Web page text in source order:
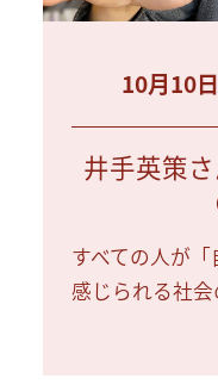
10月10
井手英策
すべての人が
感じられる社会